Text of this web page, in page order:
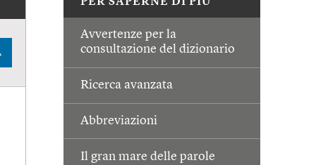
Avvertenze per la
consultazione del dizionario
Ricerca avanzata
Abbreviazioni
Il gran mare delle parole